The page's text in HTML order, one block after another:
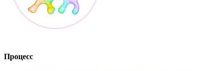
Процесс